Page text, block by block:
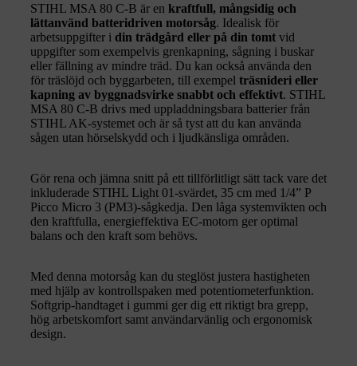
STIHL MSA 80 C-B är en kraftfull, mångsidig och
lättanvänd batteridriven motorsåg. Idealisk för
arbetsuppgifter i din trädgård eller på din tomt vid
uppgifter som exempelvis grenkapning, sågning i buskar
eller fällning av mindre träd. Du kan också använda den
för träslöjd och byggarbeten, till exempel träsnideri eller
kapning av byggnadsvirke snabbt och effektivt. STIHL
MSA 80 C-B drivs med uppladdningsbara batterier från
STIHL AK-systemet och är så tyst att du kan använda
sågen utan hörselskydd och i ljudkänsliga områden.
Gör rena och jämna snitt på ett tillförlitligt sätt tack vare det
inkluderade STIHL Light 01-svärdet, 35 cm med 1/4” P
Picco Micro 3 (PM3)-sågkedja. Den låga systemvikten och
den kraftfulla, energieffektiva EC-motorn ger optimal
balans och den kraft som behövs.
Med denna motorsåg kan du steglöst justera hastigheten
med hjälp av kontrollspaken med potentiometerfunktion.
Softgrip-handtaget i gummi ger dig ett riktigt bra grepp,
hög arbetskomfort samt användarvänlig och ergonomisk
design.